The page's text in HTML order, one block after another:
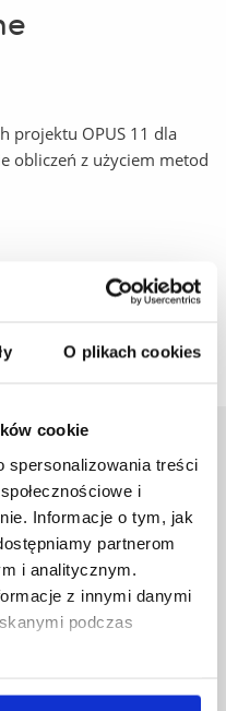
O plikach cookies
cookie
spersonalizowania treści
i
Informacje o tym, jak
partnerom
i analitycznym.
z innymi danymi
podczas
projektu OPUS 11 dla
obliczeń z użyciem metod